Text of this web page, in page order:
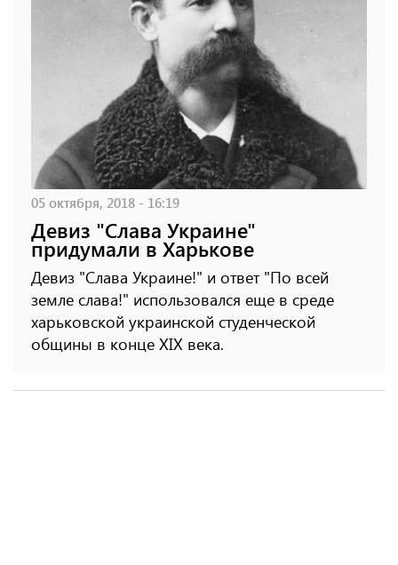
05 октября, 2018 - 16:19
Девиз "Слава Украине"
придумали в Харькове
Девиз "Слава Украине!" и ответ "По всей
земле слава!" использовался еще в среде
харьковской украинской студенческой
общины в конце XIX века.